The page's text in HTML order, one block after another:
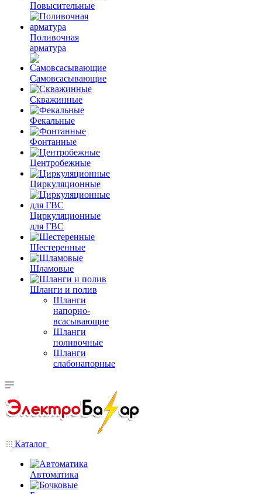
Повысительные
Поливочная
арматура
Самовсасывающие
Скважинные
Фекальные
Фонтанные
Центробежные
Циркуляционные
Циркуляционные
для ГВС
Шестеренные
Шламовые
Шланги и полив
Шланги
напорно-
всасывающие
Шланги
поливочные
Шланги
слабонапорные
Каталог
Автоматика